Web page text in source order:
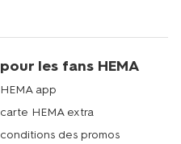
pour les fans HEMA
HEMA app
carte HEMA extra
conditions des promos